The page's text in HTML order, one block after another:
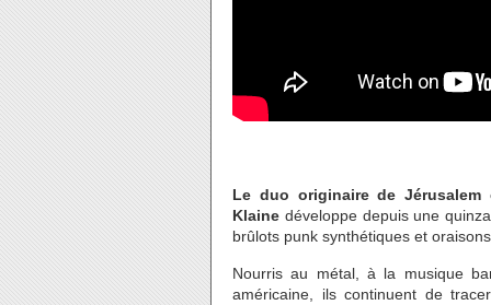
Le duo originaire de
Klaine développe depuis une
brûlots punk synthétiques et
Nourris au métal, à la musique
américaine, ils continuent de